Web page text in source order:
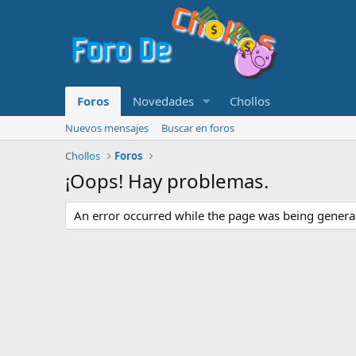
Foros Novedades Chollos
Nuevos mensajes
Buscar en foros
Chollos
Foros
¡Oops! Hay problemas.
An error occurred while the page was being